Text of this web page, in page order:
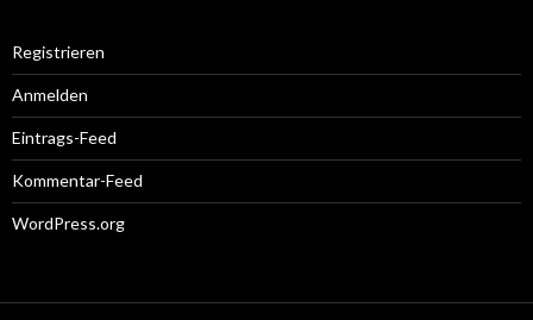
Registrieren
Anmelden
Eintrags-Feed
Kommentar-Feed
WordPress.org